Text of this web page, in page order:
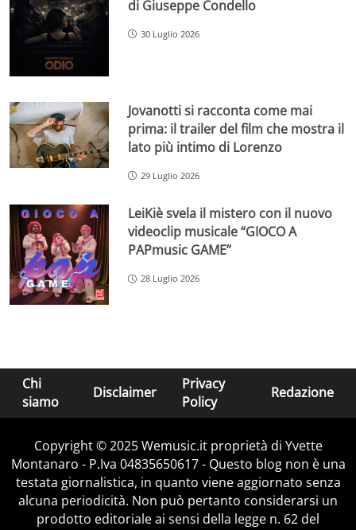
di Giuseppe Condello
30 Luglio 2026
Jovanotti si racconta come mai
prima: il trailer del film che mostra il
lato più intimo di Lorenzo
29 Luglio 2026
LeiKiè svela il mistero con il nuovo
videoclip musicale “GIOCO A
PAPmusic GAME”
28 Luglio 2026
Chi
siamo
Disclaimer
Privacy
Policy
Redazione
Copyright © 2025 Wemusic.it proprietà di Yvette
Montanaro - P.Iva 04835650617 - Questo blog non è una
testata giornalistica, in quanto viene aggiornato senza
alcuna periodicità. Non può pertanto considerarsi un
prodotto editoriale ai sensi della legge n. 62 del